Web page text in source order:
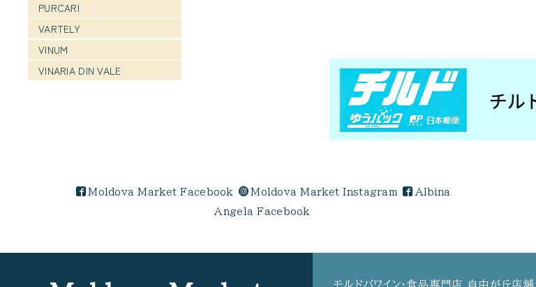
PURCARI
VARTELY
VINUM
VINARIA DIN VALE
Moldova Market Facebook Moldova Market Instagram
Albina
Angela Facebook
モルドバワイン・食品専門店 自由が丘店舗